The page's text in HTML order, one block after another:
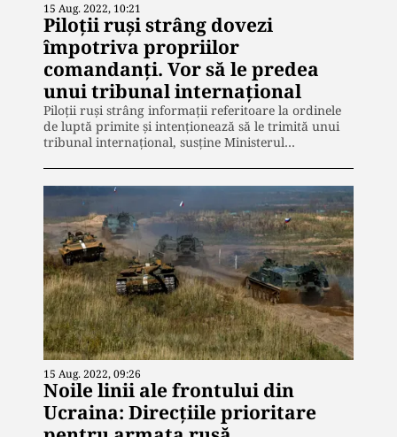
15 Aug. 2022, 10:21
Piloții ruși strâng dovezi
împotriva propriilor
comandanți. Vor să le predea
unui tribunal internațional
Piloții ruși strâng informații referitoare la ordinele
de luptă primite și intenționează să le trimită unui
tribunal internațional, susține Ministerul…
15 Aug. 2022, 09:26
Noile linii ale frontului din
Ucraina: Direcțiile prioritare